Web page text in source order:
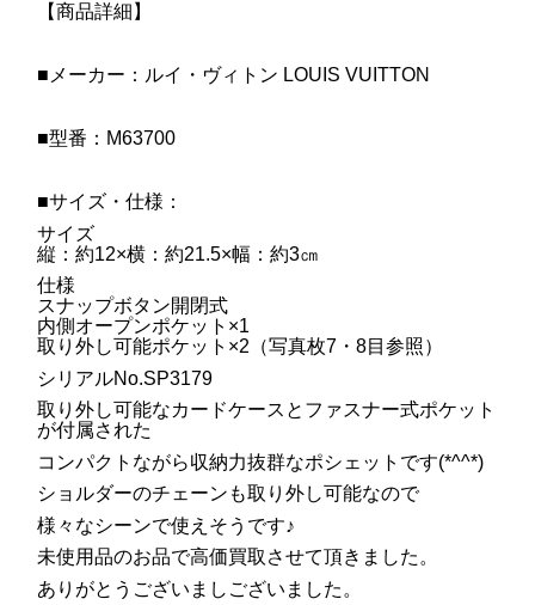
【商品詳細】
■メーカー：ルイ・ヴィトン LOUIS VUITTON
■型番：M63700
■サイズ・仕様：
サイズ
縦：約12×横：約21.5×幅：約3㎝
仕様
スナップボタン開閉式
内側オープンポケット×1
取り外し可能ポケット×2（写真枚7・8目参照）
シリアルNo.SP3179
取り外し可能なカードケースとファスナー式ポケット
が付属された
コンパクトながら収納力抜群なポシェットです(*^^*)
ショルダーのチェーンも取り外し可能なので
様々なシーンで使えそうです♪
未使用品のお品で高価買取させて頂きました。
ありがとうございましございました。